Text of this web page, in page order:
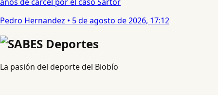
Pedro Hernandez • 5 de agosto de 2026, 17:12
La pasión del deporte del Biobío